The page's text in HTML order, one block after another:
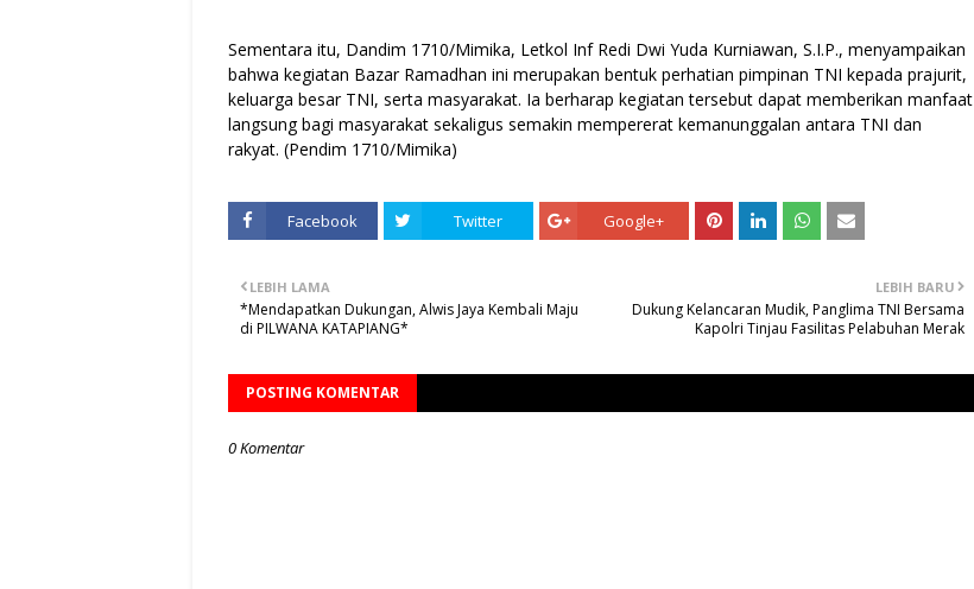
Sementara itu, Dandim 1710/Mimika, Letkol Inf Redi Dwi Yuda Kurniawan, S.I.P., menyampaikan
bahwa kegiatan Bazar Ramadhan ini merupakan bentuk perhatian pimpinan TNI kepada prajurit,
keluarga besar TNI, serta masyarakat. Ia berharap kegiatan tersebut dapat memberikan manfaat
langsung bagi masyarakat sekaligus semakin mempererat kemanunggalan antara TNI dan
rakyat. (Pendim 1710/Mimika)
Facebook Twitter Google+
LEBIH BARU
Dukung Kelancaran Mudik, Panglima TNI Bersama
Kapolri Tinjau Fasilitas Pelabuhan Merak
LEBIH LAMA
*Mendapatkan Dukungan, Alwis Jaya Kembali Maju
di PILWANA KATAPIANG*
POSTING KOMENTAR
0 Komentar